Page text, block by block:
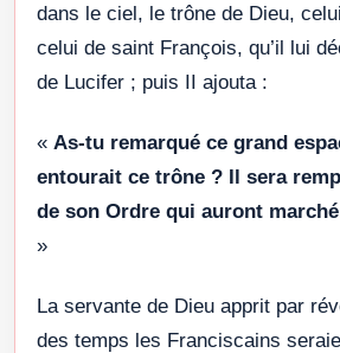
dans le ciel, le trône de Dieu,
celui de saint François, qu’il lui
de Lucifer ; puis II ajouta :
« As-tu remarqué ce grand
entourait ce trône ? Il sera
de son Ordre qui auront
»
La servante de Dieu apprit par
des temps les Franciscains